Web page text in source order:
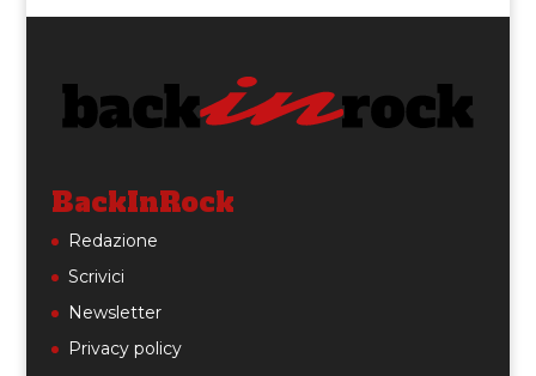
BackInRock
Redazione
Scrivici
Newsletter
Privacy policy